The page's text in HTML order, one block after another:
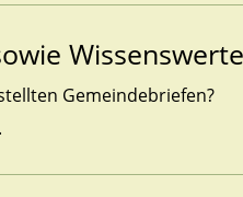
Gemeindebriefen?